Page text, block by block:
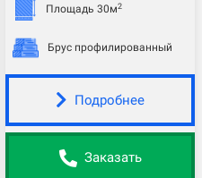
Площадь 30м2
Брус профилированный
Подробнее
Заказать